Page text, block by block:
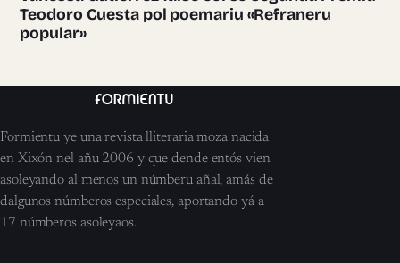
Teodoro Cuesta pol poemariu «Refraneru
popular»
Formientu ye una revista lliteraria moza nacida
en Xixón nel añu 2006 y que dende entós vien
asoleyando al menos un númberu añal, amás de
dalgunos númberos especiales, aportando yá a
17 númberos asoleyaos.